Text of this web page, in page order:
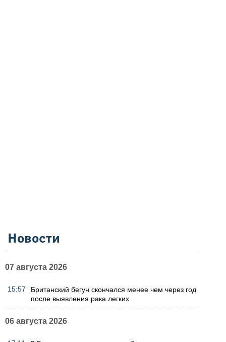
Новости
07 августа 2026
15:57
Британский бегун скончался менее чем через год
после выявления рака легких
06 августа 2026